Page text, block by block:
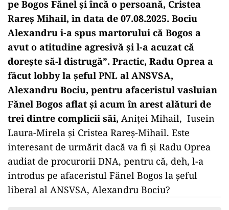
pe Bogos Fănel și încă o persoană, Cristea
Rareș Mihail, în data de 07.08.2025. Bociu
Alexandru i-a spus martorului că Bogos a
avut o atitudine agresivă și l-a acuzat că
dorește să-l distrugă”. Practic, Radu Oprea a
făcut lobby la șeful PNL al ANSVSA,
Alexandru Bociu, pentru afaceristul vasluian
Fănel Bogos aflat și acum în arest alături de
trei dintre complicii săi, Aniței Mihail, Iusein
Laura-Mirela și Cristea Rareș-Mihail. Este
interesant de urmărit dacă va fi și Radu Oprea
audiat de procurorii DNA, pentru că, deh, l-a
introdus pe afaceristul Fănel Bogos la șeful
liberal al ANSVSA, Alexandru Bociu?